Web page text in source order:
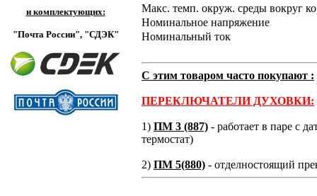
и комплектующих:
"Почта России", "СДЭК"
Макс. темп. окруж. среды вокруг
Номинальное напряжение
Номинальный ток
С этим товаром часто покупают :
ПЕРЕКЛЮЧАТЕЛИ ДУХОВКИ:
1) ПМ 3 (887) - работает в паре с
термостат)
2) ПМ 5(880) - отделностоящий